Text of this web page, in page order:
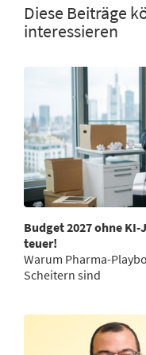
Diese Beiträge
interessieren
Budget 2027 ohne
teuer!
Warum Pharma-
Scheitern sind